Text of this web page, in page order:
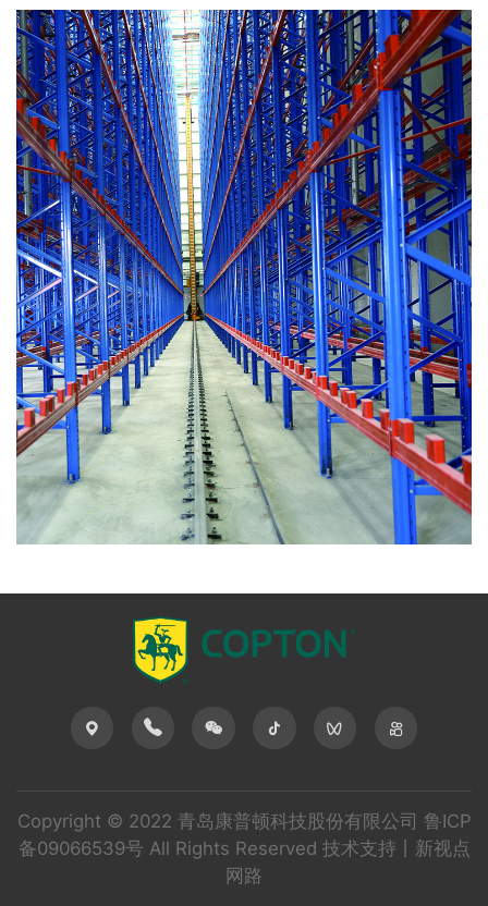
Copyright © 2022 青岛康普顿科技股份有限公司 鲁ICP
备09066539号 All Rights Reserved 技术支持丨 新视点
网路